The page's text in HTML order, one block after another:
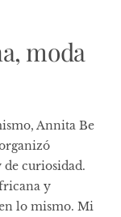
moda
Annita Be
de curiosidad.
y
lo mismo. Mi